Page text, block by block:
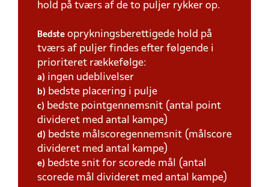
hold på tværs af de to puljer rykker op.
Bedste oprykningsberettigede hold på
tværs af puljer findes efter følgende i
prioriteret rækkefølge:
a) ingen udeblivelser
b) bedste placering i pulje
c) bedste pointgennemsnit (antal point
divideret med antal kampe)
d) bedste målscoregennemsnit (målscore
divideret med antal kampe)
e) bedste snit for scorede mål (antal
scorede mål divideret med antal kampe)